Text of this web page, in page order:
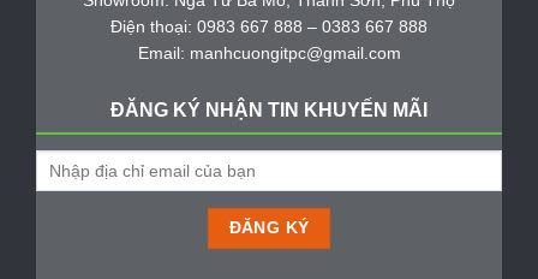
Điện thoại: 0983 667 888 – 0383 667 888
Email: manhcuongitpc@gmail.com
ĐĂNG KÝ NHẬN TIN KHUYẾN MÃI